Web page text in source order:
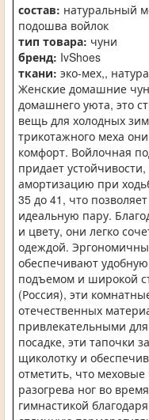
состав: натуральный
подошва войлок
тип товара: чуни
бренд: IvShoes
ткани: эко-мех,,
Женские домашние
домашнего уюта, это
вещь для холодных
трикотажного меха
комфорт. Войлочная
придает
амортизацию при
35 до 41, что
идеальную пару.
и цвету, они легко
одеждой.
обеспечивают
подъемом и широкой
(Россия), эти
отечественных
привлекательными
посадке, эти тапочки
щиколотку и
отметить, что
разогрева ног во
гимнастикой